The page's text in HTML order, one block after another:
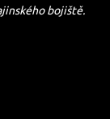
bojiště.